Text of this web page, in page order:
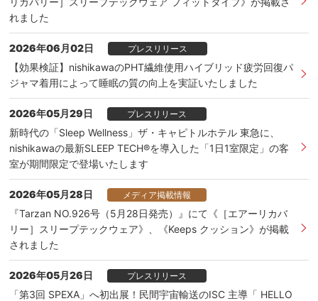
れました
2026年06月02日 プレスリリース
【効果検証】nishikawaのPHT繊維使用ハイブリッド疲労回復パ
ジャマ着用によって睡眠の質の向上を実証いたしました
2026年05月29日 プレスリリース
新時代の「Sleep Wellness」ザ・キャピトルホテル 東急に、
nishikawaの最新SLEEP TECH®を導入した「1日1室限定」の客
室が期間限定で登場いたします
2026年05月28日 メディア掲載情報
『Tarzan NO.926号（5月28日発売）』にて《［エアーリカバ
リー］スリープテックウェア》、《Keeps クッション》が掲載
されました
2026年05月26日 プレスリリース
「第3回 SPEXA」へ初出展！民間宇宙輸送のISC 主導「 HELLO